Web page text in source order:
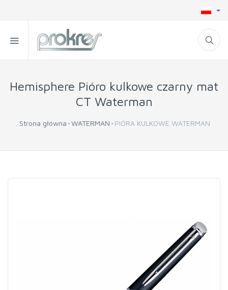
Hemisphere Pióro kulkowe czarny mat
CT Waterman
Strona główna WATERMAN PIÓRA KULKOWE WATERMAN